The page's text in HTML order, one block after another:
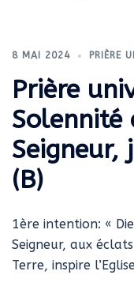
8 MAI 2024 PRIÈRE
Prière
Solennité
Seigneur,
(B)
1ère intention: «
Seigneur, aux
Terre, inspire